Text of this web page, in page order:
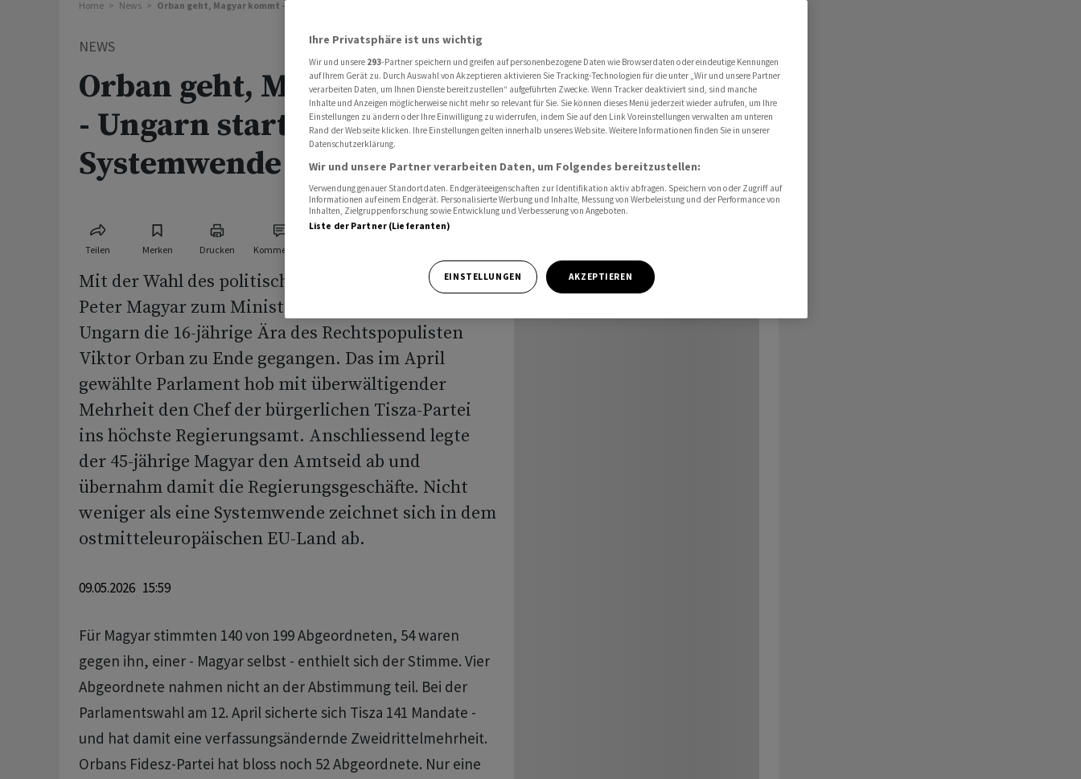
Home News Orban geht, Magyar kommt - Ungarn startet in die Systemwende
NEWS
Orban geht, Magyar kommt
- Ungarn startet in die
Systemwende
Teilen Merken Drucken Kommentare
Mit der Wahl des politischen Senkrechtstarters
Peter Magyar zum Ministerpräsidenten ist in
Ungarn die 16-jährige Ära des Rechtspopulisten
Viktor Orban zu Ende gegangen. Das im April
gewählte Parlament hob mit überwältigender
Mehrheit den Chef der bürgerlichen Tisza-Partei
ins höchste Regierungsamt. Anschliessend legte
der 45-jährige Magyar den Amtseid ab und
übernahm damit die Regierungsgeschäfte. Nicht
weniger als eine Systemwende zeichnet sich in dem
ostmitteleuropäischen EU-Land ab.
09.05.2026 15:59
Für Magyar stimmten 140 von 199 Abgeordneten, 54 waren
gegen ihn, einer - Magyar selbst - enthielt sich der Stimme. Vier
Abgeordnete nahmen nicht an der Abstimmung teil. Bei der
Parlamentswahl am 12. April sicherte sich Tisza 141 Mandate -
und hat damit eine verfassungsändernde Zweidrittelmehrheit.
Orbans Fidesz-Partei hat bloss noch 52 Abgeordnete. Nur eine
Ihre Privatsphäre ist uns wichtig
Wir und unsere 293-Partner speichern und greifen auf personenbezogene Daten wie Browserdaten oder eindeutige Kennungen
auf Ihrem Gerät zu. Durch Auswahl von Akzeptieren aktivieren Sie Tracking-Technologien für die unter „Wir und unsere Partner
verarbeiten Daten, um Ihnen Dienste bereitzustellen“ aufgeführten Zwecke. Wenn Tracker deaktiviert sind, sind manche
Inhalte und Anzeigen möglicherweise nicht mehr so relevant für Sie. Sie können dieses Menü jederzeit wieder aufrufen, um Ihre
Einstellungen zu ändern oder Ihre Einwilligung zu widerrufen, indem Sie auf den Link Voreinstellungen verwalten am unteren
Rand der Webseite klicken. Ihre Einstellungen gelten innerhalb unseres Website. Weitere Informationen finden Sie in unserer
Datenschutzerklärung.
Wir und unsere Partner verarbeiten Daten, um Folgendes bereitzustellen:
Verwendung genauer Standortdaten. Endgeräteeigenschaften zur Identifikation aktiv abfragen. Speichern von oder Zugriff auf
Informationen auf einem Endgerät. Personalisierte Werbung und Inhalte, Messung von Werbeleistung und der Performance von
Inhalten, Zielgruppenforschung sowie Entwicklung und Verbesserung von Angeboten.
Liste der Partner (Lieferanten)
EINSTELLUNGEN AKZEPTIEREN